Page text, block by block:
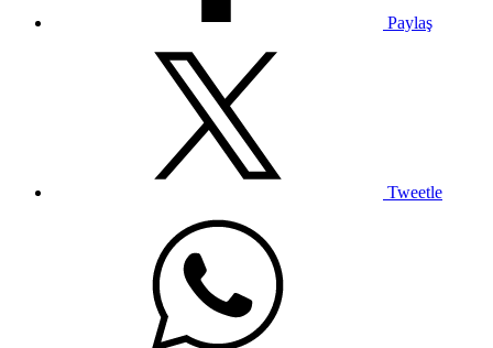
Paylaş
Tweetle